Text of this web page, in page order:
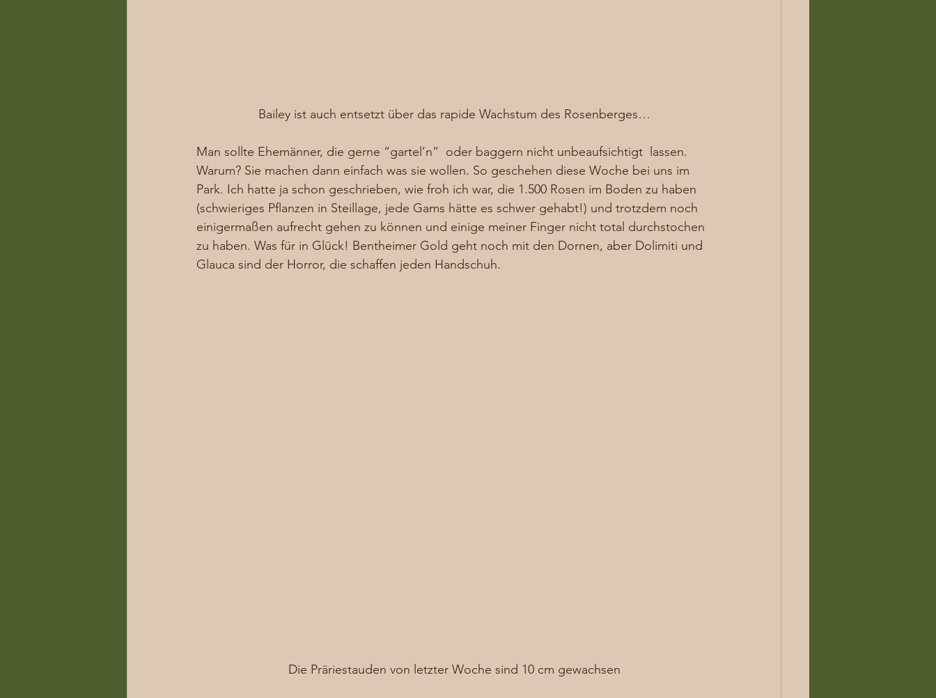
Bailey ist auch entsetzt über das rapide Wachstum des Rosenberges…
Man sollte Ehemänner, die gerne “gartel’n”  oder baggern nicht unbeaufsichtigt  lassen.
Warum? Sie machen dann einfach was sie wollen. So geschehen diese Woche bei uns im
Park. Ich hatte ja schon geschrieben, wie froh ich war, die 1.500 Rosen im Boden zu haben
(schwieriges Pflanzen in Steillage, jede Gams hätte es schwer gehabt!) und trotzdem noch
einigermaßen aufrecht gehen zu können und einige meiner Finger nicht total durchstochen
zu haben. Was für in Glück! Bentheimer Gold geht noch mit den Dornen, aber Dolimiti und
Glauca sind der Horror, die schaffen jeden Handschuh.
Die Präriestauden von letzter Woche sind 10 cm gewachsen